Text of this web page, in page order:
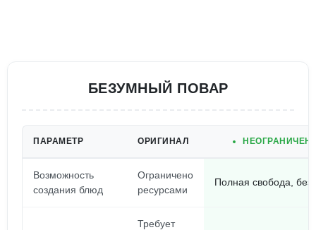
БЕЗУМНЫЙ ПОВАР
ПАРАМЕТР ОРИГИНАЛ
Возможность
создания блюд
Ограничено
ресурсами
Полная свобода, без
Требует